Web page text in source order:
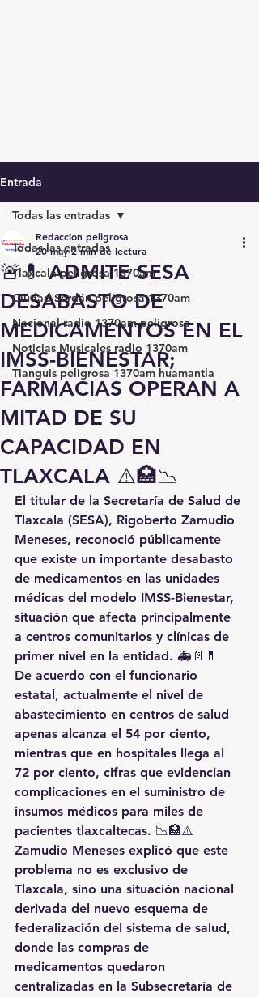
Entrada
Todas las entradas
Tlaxcala peligrosa 1370am
Ciudad Serdán peligrosa 1370am
Nacional radio 1370am peligrosa
Noticias Musicales radio 1370am
Tianguis peligrosa 1370am huamantla
Todas las entradas
🚨💊 ADMITE SESA
DESABASTO DE
MEDICAMENTOS EN EL
IMSS-BIENESTAR;
FARMACIAS OPERAN A
MITAD DE SU
CAPACIDAD EN
TLAXCALA ⚠️🏥📉
Redaccion peligrosa
20 may 2 min de lectura
El titular de la Secretaría de Salud de
Tlaxcala (SESA), Rigoberto Zamudio
Meneses, reconoció públicamente
que existe un importante desabasto
de medicamentos en las unidades
médicas del modelo IMSS-Bienestar,
situación que afecta principalmente
a centros comunitarios y clínicas de
primer nivel en la entidad. 🚑📄💊
De acuerdo con el funcionario
estatal, actualmente el nivel de
abastecimiento en centros de salud
apenas alcanza el 54 por ciento,
mientras que en hospitales llega al
72 por ciento, cifras que evidencian
complicaciones en el suministro de
insumos médicos para miles de
pacientes tlaxcaltecas. 📉🏥⚠️
Zamudio Meneses explicó que este
problema no es exclusivo de
Tlaxcala, sino una situación nacional
derivada del nuevo esquema de
federalización del sistema de salud,
donde las compras de
medicamentos quedaron
centralizadas en la Subsecretaría de